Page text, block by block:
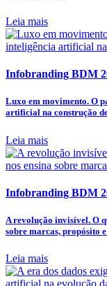
Leia mais
Infobranding BDM
Luxo em movimento. O
artificial na construção
Leia mais
Infobranding BDM
A revolução invisível. O
sobre marcas, propósito
Leia mais